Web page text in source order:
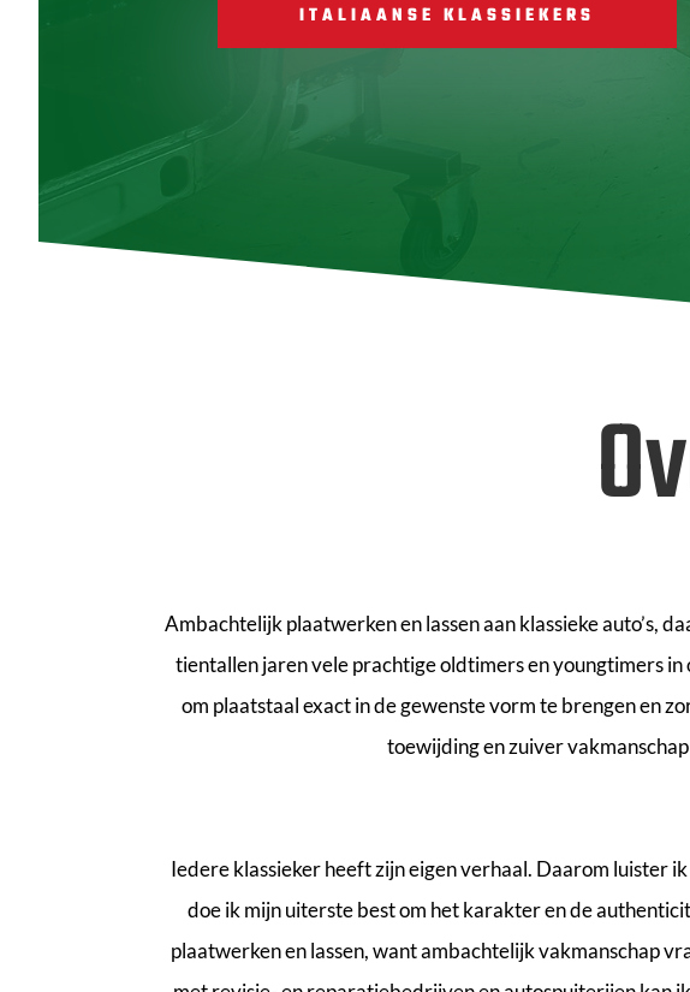
ITALIAANSE KLASSIEKERS
Ambachtelijk plaatwerken en lassen aan klassieke auto’s,
tientallen jaren vele prachtige oldtimers en youngtimers
om plaatstaal exact in de gewenste vorm te brengen en
toewijding en zuiver
Iedere klassieker heeft zijn eigen verhaal. Daarom luister
doe ik mijn uiterste best om het karakter en de
plaatwerken en lassen, want ambachtelijk vakmanschap